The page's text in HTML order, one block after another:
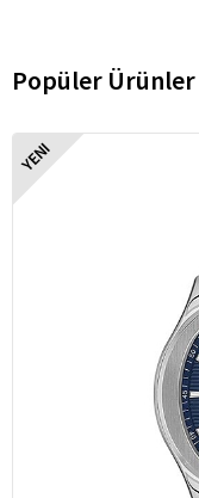
Popüler Ürünler
YENI